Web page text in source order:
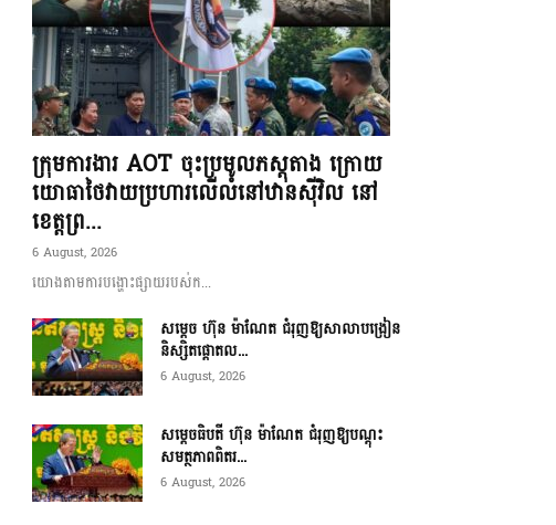
ក្រុមការងារ AOT ចុះប្រមូលភស្តុតាង ក្រោយ
យោធាថៃវាយប្រហារលើលំនៅឋានស៊ីវិល នៅ
ខេត្តព្រ...
6 August, 2026
យោងតាមការបង្ហោះផ្សាយរបស់ក...
សម្តេច ហ៊ុន ម៉ាណែត ជំរុញឱ្យសាលាបង្រៀន
និស្សិតផ្តោតល...
6 August, 2026
សម្តេចធិបតី ហ៊ុន ម៉ាណែត ជំរុញឱ្យបណ្តុះ
សមត្ថភាពពិតរ...
6 August, 2026